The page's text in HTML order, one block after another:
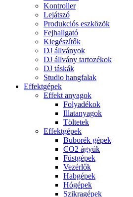
Kontroller
Lejátszó
Produkciós eszközök
Fejhallgató
Kiegészítők
DJ állványok
DJ állvány tartozékok
DJ táskák
Studio hangfalak
Effektgépek
Effekt anyagok
Folyadékok
Illatanyagok
Töltetek
Effektgépek
Buborék gépek
CO2 ágyúk
Füstgépek
Vezérlők
Habgépek
Hógépek
Szikragépek